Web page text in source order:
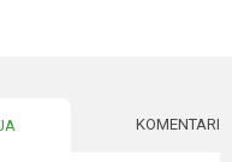
KOMENTARI